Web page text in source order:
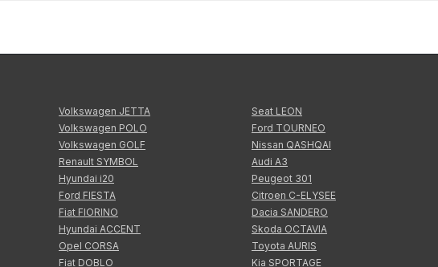
Volkswagen JETTA
Volkswagen POLO
Volkswagen GOLF
Renault SYMBOL
Hyundai i20
Ford FIESTA
Fiat FIORINO
Hyundai ACCENT
Opel CORSA
Fiat DOBLO
Seat LEON
Ford TOURNEO
Nissan QASHQAI
Audi A3
Peugeot 301
Citroen C-ELYSEE
Dacia SANDERO
Skoda OCTAVIA
Toyota AURIS
Kia SPORTAGE